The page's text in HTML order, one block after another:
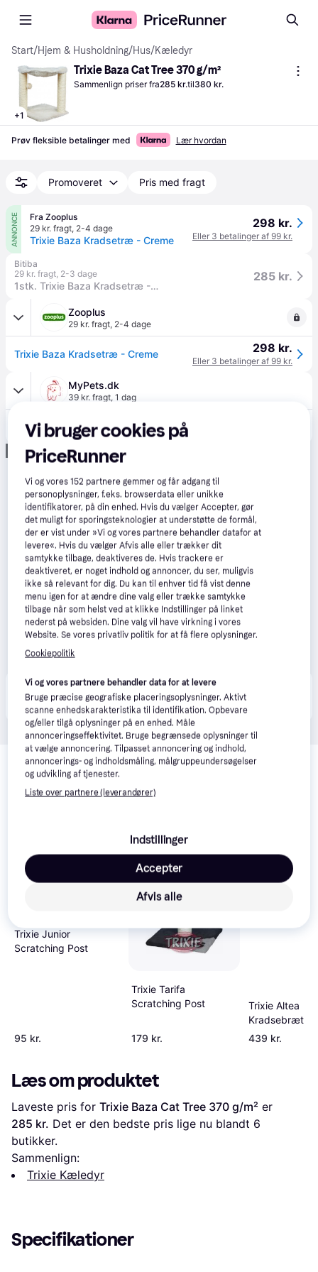
Start/Hjem & Husholdning/Hus/Kæledyr
+1
Trixie Baza Cat Tree 370 g/m²
Sammenlign priser fra285 kr.til380 kr.
Prøv fleksible betalinger med Lær hvordan
Promoveret Pris med fragt
ANNONCE
Fra Zooplus
29 kr. fragt, 2-4 dage
Trixie Baza Kradsetræ - Creme
298 kr.
Eller 3 betalinger af 99 kr.
Bitiba
29 kr. fragt, 2-3 dage
1stk. Trixie Baza Kradsetræ - Creme
285 kr.
Zooplus
29 kr. fragt, 2-4 dage
Trixie Baza Kradsetræ - Creme 298 kr.
Eller 3 betalinger af 99 kr.
MyPets.dk
39 kr. fragt, 1 dag
Baza Kradsetræ, cremefarvet, 50 cm
Annonce
Produktet fås også hos 2 butikker, som ikke er
betalende kunde i denne kategori.
Relaterede produkter
Se vores forslag til andre produkter, der matcher dine
interesser. Vis alle
Trixie Junior
Scratching Post
95 kr.
Trixie Tarifa
Scratching Post
179 kr.
Trixie Altea
Kradsebræt
439 kr.
Læs om produktet
Laveste pris for Trixie Baza Cat Tree 370 g/m²
285 kr. Det er den bedste pris lige nu blandt 6
butikker.
Sammenlign:
Trixie Kæledyr
Specifikationer
Vi bruger cookies på
PriceRunner
Vi og vores152 partnere gemmer og får adgang til
personoplysninger, f.eks. browserdata eller unikke
identifikatorer, på din enhed. Hvis du vælger Accepter, gør
det muligt for sporingsteknologier at understøtte de formål,
der er vist under »Vi og vores partnere behandler datafor at
levere«. Hvis du vælger Afvis alle eller trækker dit
samtykke tilbage, deaktiveres de. Hvis trackere er
deaktiveret, er noget indhold og annoncer, du ser, muligvis
ikke så relevant for dig. Du kan til enhver tid få vist denne
menu igen for at ændre dine valg eller trække samtykke
tilbage når som helst ved at klikke Indstillinger på linket
nederst på websiden. Dine valg vil have virkning i vores
Website. Se vores privatliv politik for at få flere oplysninger.
Cookiepolitik
Vi og vores partnere behandler data for at levere
Bruge præcise geografiske placeringsoplysninger. Aktivt
scanne enhedskarakteristika til identifikation. Opbevare
og/eller tilgå oplysninger på en enhed. Måle
annonceringseffektivitet. Bruge begrænsede oplysninger til
at vælge annoncering. Tilpasset annoncering og indhold,
annoncerings- og indholdsmåling, målgruppeundersøgelser
og udvikling af tjenester.
Liste over partnere (leverandører)
Indstillinger
Afvis alle
Accepter